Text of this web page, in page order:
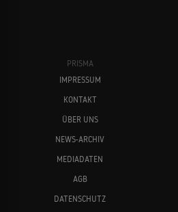
PRISMA
IMPRESSUM
KONTAKT
ÜBER UNS
NEWS-ARCHIV
MEDIADATEN
AGB
DATENSCHUTZ